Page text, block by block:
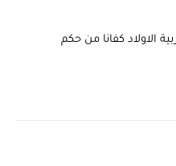
الاولاد كفانا من حكم